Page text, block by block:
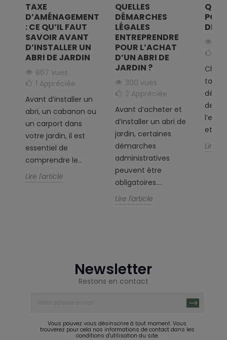
TAXE
D’AMÉNAGEMENT
: CE QU’IL FAUT
SAVOIR AVANT
D’INSTALLER UN
ABRI DE JARDIN
867 vues
1 Appréciée
Avant d’installer un
abri, un cabanon ou
un carport dans
votre jardin, il est
essentiel de
comprendre le...
Lire l'article
QUELLES
DÉMARCHES
LÉGALES
ENTREPRENDRE
POUR L’ACHAT
D’UN ABRI DE
JARDIN ?
300 vues
2 Appréciée
Avant d’acheter et
d’installer un abri de
jardin, certaines
démarches
administratives
peuvent être
obligatoires....
Lire l'article
DE
taille
de
et
Lire
Newsletter
Restons en contact
Vous pouvez vous désinscrire à tout moment. Vous
trouverez pour cela nos informations de contact dans les
conditions d'utilisation du site.